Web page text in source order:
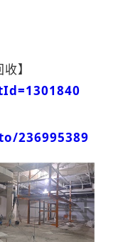
】
236995389